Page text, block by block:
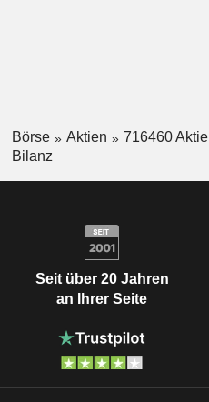
Börse Aktien 716460 Aktie
Bilanz
Seit über 20 Jahren
an Ihrer Seite